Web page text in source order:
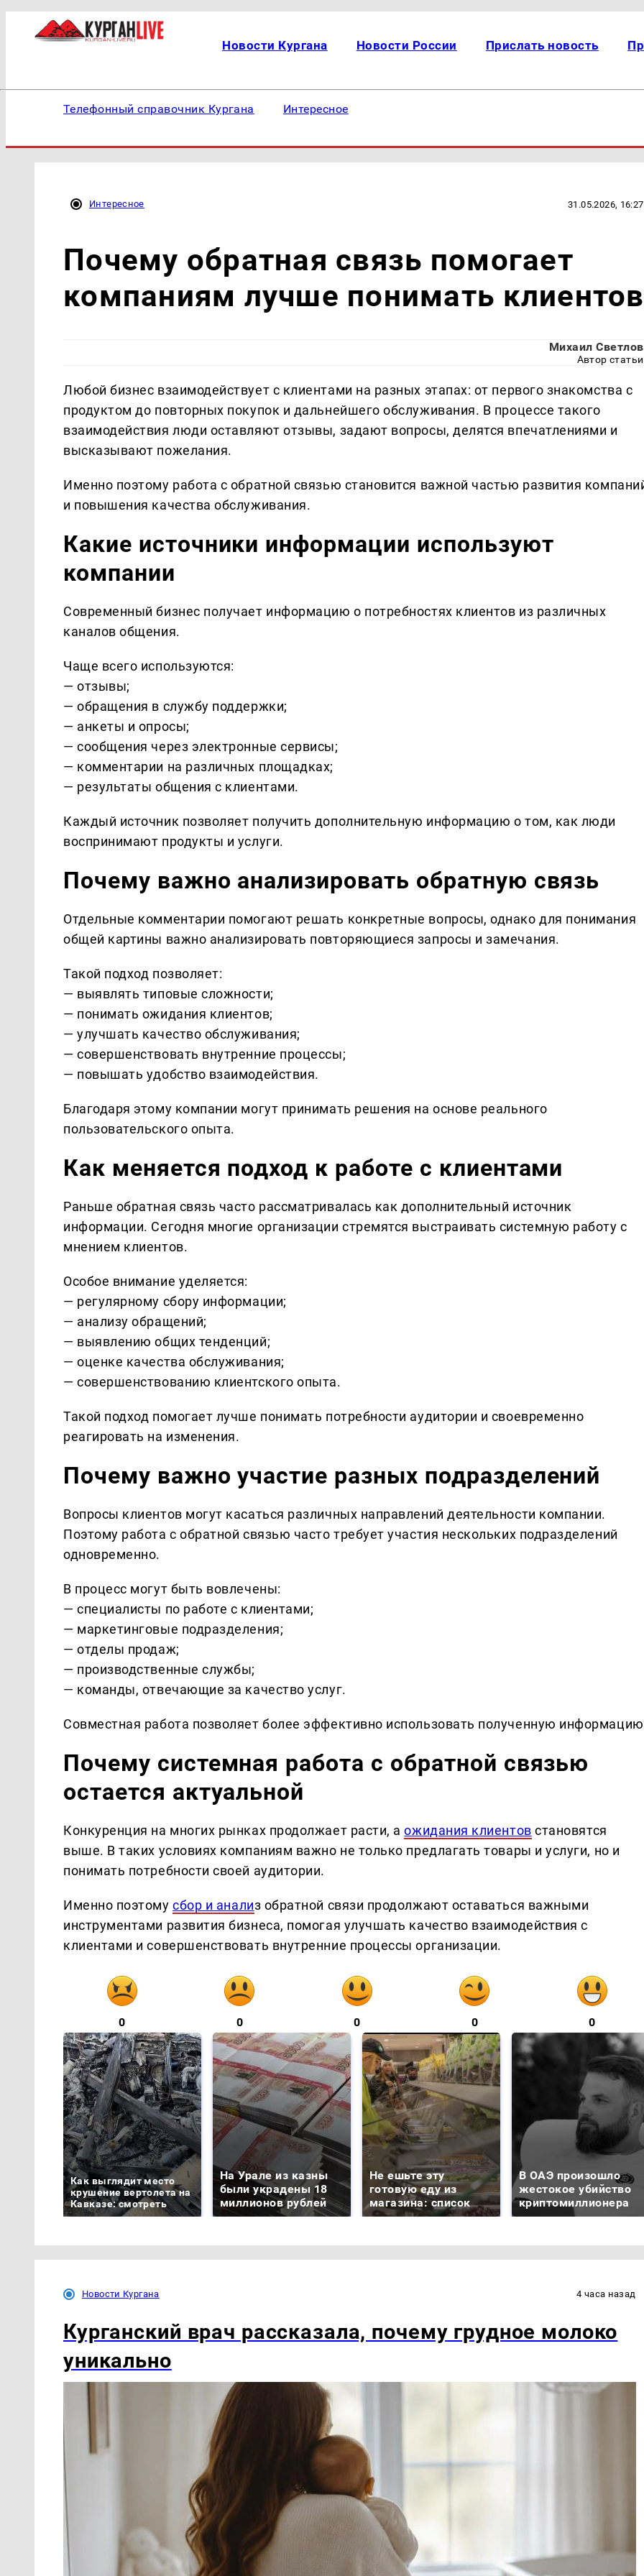
Новости Кургана Новости России Прислать новость
Телефонный справочник Кургана Интересное
Интересное 31.05.2026, 16:27
Почему обратная связь помогает
компаниям лучше понимать клиентов
Михаил Светлов
Автор статьи
Любой бизнес взаимодействует с клиентами на разных этапах: от первого знакомства с
продуктом до повторных покупок и дальнейшего обслуживания. В процессе такого
взаимодействия люди оставляют отзывы, задают вопросы, делятся впечатлениями и
высказывают пожелания.
Именно поэтому работа с обратной связью становится важной частью развития
и повышения качества обслуживания.
Какие источники информации используют
компании
Современный бизнес получает информацию о потребностях клиентов из различных
каналов общения.
Чаще всего используются:
— отзывы;
— обращения в службу поддержки;
— анкеты и опросы;
— сообщения через электронные сервисы;
— комментарии на различных площадках;
— результаты общения с клиентами.
Каждый источник позволяет получить дополнительную информацию о том, как люди
воспринимают продукты и услуги.
Почему важно анализировать обратную связь
Отдельные комментарии помогают решать конкретные вопросы, однако для понимания
общей картины важно анализировать повторяющиеся запросы и замечания.
Такой подход позволяет:
— выявлять типовые сложности;
— понимать ожидания клиентов;
— улучшать качество обслуживания;
— совершенствовать внутренние процессы;
— повышать удобство взаимодействия.
Благодаря этому компании могут принимать решения на основе реального
пользовательского опыта.
Как меняется подход к работе с клиентами
Раньше обратная связь часто рассматривалась как дополнительный источник
информации. Сегодня многие организации стремятся выстраивать системную работу с
мнением клиентов.
Особое внимание уделяется:
— регулярному сбору информации;
— анализу обращений;
— выявлению общих тенденций;
— оценке качества обслуживания;
— совершенствованию клиентского опыта.
Такой подход помогает лучше понимать потребности аудитории и своевременно
реагировать на изменения.
Почему важно участие разных подразделений
Вопросы клиентов могут касаться различных направлений деятельности компании.
Поэтому работа с обратной связью часто требует участия нескольких подразделений
одновременно.
В процесс могут быть вовлечены:
— специалисты по работе с клиентами;
— маркетинговые подразделения;
— отделы продаж;
— производственные службы;
— команды, отвечающие за качество услуг.
Совместная работа позволяет более эффективно использовать полученную
Почему системная работа с обратной связью
остается актуальной
Конкуренция на многих рынках продолжает расти, аожидания клиентов становятся
выше. В таких условиях компаниям важно не только предлагать товары и услуги, но и
понимать потребности своей аудитории.
Именно поэтомусбор и анализ обратной связи продолжают оставаться важными
инструментами развития бизнеса, помогая улучшать качество взаимодействия с
клиентами и совершенствовать внутренние процессы организации.
0 0 0 0 0
Как выглядит место
крушение вертолета на
Кавказе: смотреть
На Урале из казны
были украдены 18
миллионов рублей
Не ешьте эту
готовую еду из
магазина: список
В ОАЭ произошло
жестокое убийство
криптомиллионера
Новости Кургана 4 часа назад
Курганский врач рассказала, почему грудное молоко
уникально